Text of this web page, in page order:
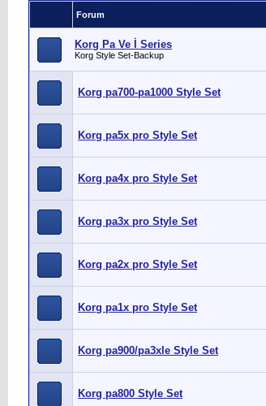
Forum
Korg Pa Ve İ Series
Korg Style Set-Backup
Korg pa700-pa1000 Style Set
Korg pa5x pro Style Set
Korg pa4x pro Style Set
Korg pa3x pro Style Set
Korg pa2x pro Style Set
Korg pa1x pro Style Set
Korg pa900/pa3xle Style Set
Korg pa800 Style Set